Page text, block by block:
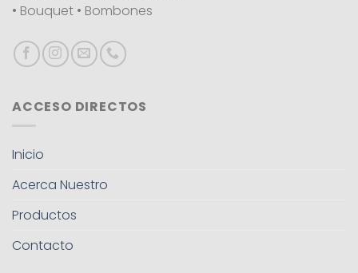
• Bouquet • Bombones
ACCESO DIRECTOS
Inicio
Acerca Nuestro
Productos
Contacto